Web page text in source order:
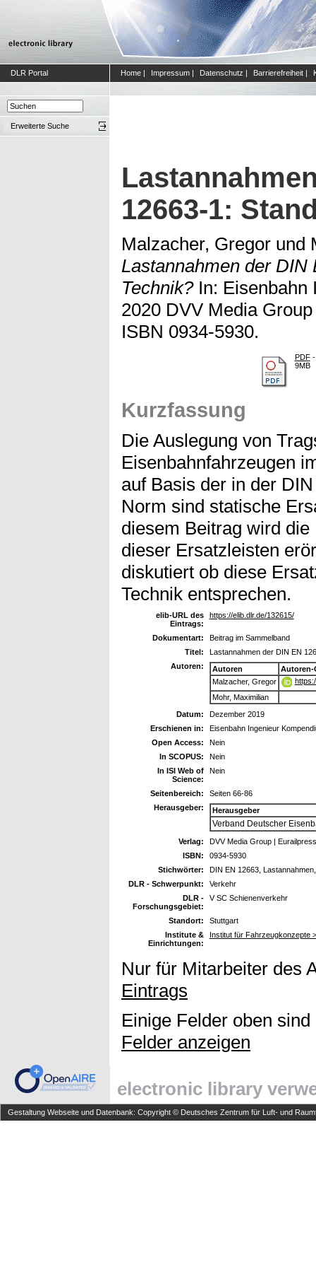
DLR Portal Home | Impressum | Datenschutz | Barrierefreiheit |
Erweiterte Suche
12663-1:
Malzacher, Gregor und
Lastannahmen der DIN
Technik?In: Eisenbahn
2020 DVV Media
ISBN 0934-5930.
PDF-
9MB
Kurzfassung
Die Auslegung von
Eisenbahnfahrzeugen
auf Basis der in der
Norm sind statische
diesem Beitrag wird
dieser Ersatzleisten
diskutiert ob diese
Technik entsprechen.
elib-URL des
Eintrags:
https://elib.dlr.de/132615/
Dokumentart:
Beitrag im Sammelband
Titel:
Lastannahmen der DIN EN
Autoren:
Autoren
Autoren-
Malzacher, Gregor
Mohr, Maximilian
Datum:
Dezember 2019
Erschienen in:
Eisenbahn Ingenieur
Open Access:
Nein
In SCOPUS:
Nein
In ISI Web of
Science:
Nein
Seitenbereich:
Seiten 66-86
Herausgeber:
Herausgeber
Verband Deutscher
Verlag:
DVV Media Group | Eurailpress
ISBN:
0934-5930
Stichwörter:
DIN EN 12663,
DLR - Schwerpunkt:
Verkehr
DLR -
Forschungsgebiet:
V SC Schienenverkehr
Standort:
Stuttgart
Institute &
Einrichtungen:
Institut für Fahrzeugkonzepte
Nur für Mitarbeiter des
Eintrags
Einige Felder oben
Felder anzeigen
electronic library
Gestaltung Webseite und Datenbank: Copyright © Deutsches Zentrum für Luft- und